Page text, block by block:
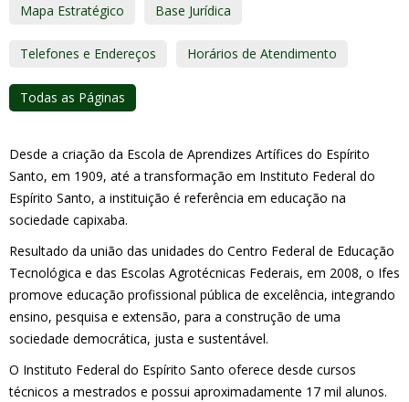
Mapa Estratégico Base Jurídica
Telefones e Endereços Horários de Atendimento
Todas as Páginas
Desde a criação da Escola de Aprendizes Artífices do Espírito
Santo, em 1909, até a transformação em Instituto Federal do
Espírito Santo, a instituição é referência em educação na
sociedade capixaba.
Resultado da união das unidades do Centro Federal de Educação
Tecnológica e das Escolas Agrotécnicas Federais, em 2008, o Ifes
promove educação profissional pública de excelência, integrando
ensino, pesquisa e extensão, para a construção de uma
sociedade democrática, justa e sustentável.
O Instituto Federal do Espírito Santo oferece desde cursos
técnicos a mestrados e possui aproximadamente 17 mil alunos.